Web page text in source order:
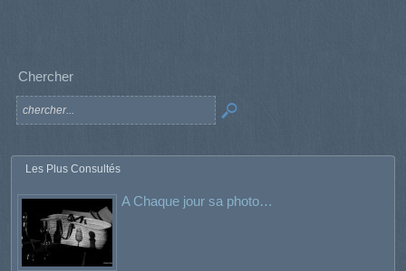
Chercher
Les Plus Consultés
A Chaque jour sa photo…